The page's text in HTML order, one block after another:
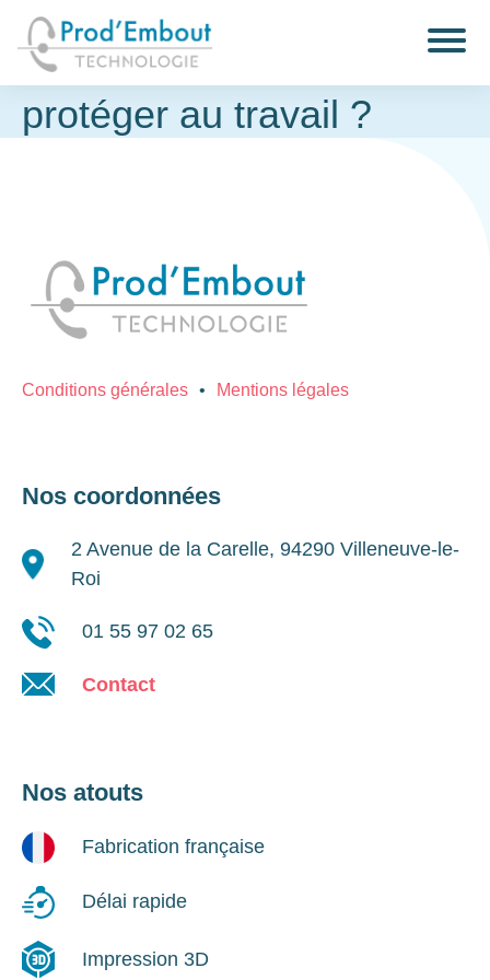
La santé auditive :
Comment bien vous
protéger au travail ?
Conditions générales Mentions légales
Nos coordonnées
2 Avenue de la Carelle, 94290 Villeneuve-le-
Roi
01 55 97 02 65
Contact
Nos atouts
Fabrication française
Délai rapide
Impression 3D